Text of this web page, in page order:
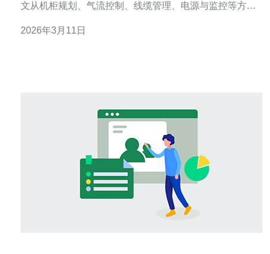
文从机柜规划、气流控制、线缆管理、电源与监控等方面
防DDoS等技术，给出可落地的优化建议，便于运维团队
2026年3月11日